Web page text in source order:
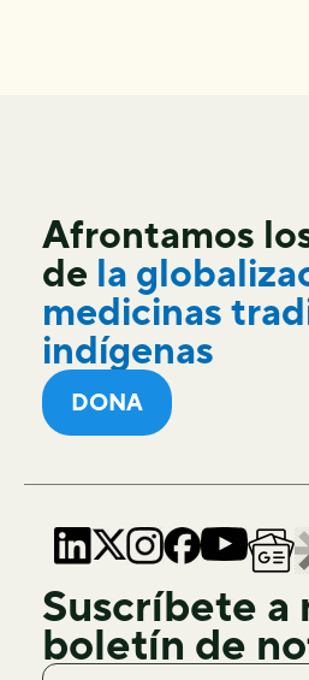
Afrontamos
de la
medicinas
indígenas
DONA
Suscríbete a
boletín de